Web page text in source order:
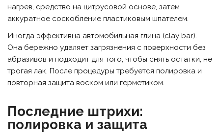
нагрев, средство на цитрусовой основе, затем
аккуратное соскобление пластиковым шпателем.
Иногда эффективна автомобильная глина (clay bar).
Она бережно удаляет загрязнения с поверхности без
абразивов и подходит для того, чтобы снять остатки, не
трогая лак. После процедуры требуется полировка и
повторная защита воском или герметиком.
Последние штрихи:
полировка и защита